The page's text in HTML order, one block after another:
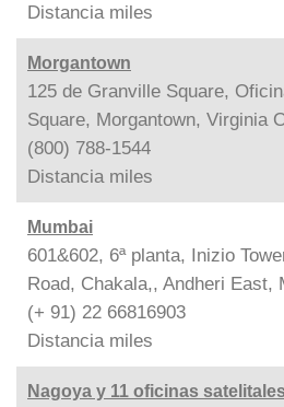
Distancia miles
Morgantown
125 de Granville Square,
Square, Morgantown, Virginia
(800) 788-1544
Distancia miles
Mumbai
601&602, 6ª planta, Inizio
Road, Chakala,, Andheri East,
(+ 91) 22 66816903
Distancia miles
Nagoya y 11 oficinas satelitales